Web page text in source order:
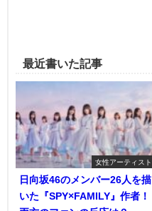
最近書いた記事
女性アーティスト
日向坂46のメンバー26人を描
いた『SPY×FAMILY』作者！